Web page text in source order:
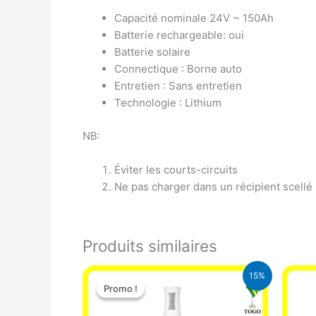
Capacité nominale 24V ~ 150Ah
Batterie rechargeable: oui
Batterie solaire
Connectique : Borne auto
Entretien : Sans entretien
Technologie : Lithium
NB:
Éviter les courts-circuits
Ne pas charger dans un récipient scellé
Produits similaires
15%
Promo !
Promo !
Le
prix
initial
Le